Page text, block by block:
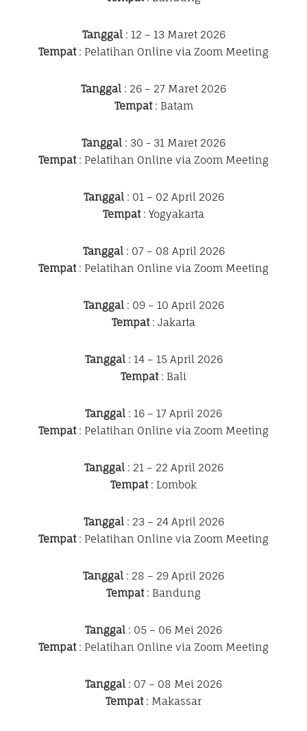
Tanggal: 12 – 13 Maret 2026
Tempat: Pelatihan Online via Zoom Meeting
Tanggal : 26 – 27 Maret 2026
Tempat: Batam
Tanggal : 30 - 31 Maret 2026
Tempat: Pelatihan Online via Zoom Meeting
Tanggal: 01 – 02 April 2026
Tempat: Yogyakarta
Tanggal: 07 – 08 April 2026
Tempat: Pelatihan Online via Zoom Meeting
Tanggal: 09 – 10 April 2026
Tempat: Jakarta
Tanggal: 14 – 15 April 2026
Tempat: Bali
Tanggal : 16 – 17 April 2026
Tempat: Pelatihan Online via Zoom Meeting
Tanggal: 21 – 22 April 2026
Tempat: Lombok
Tanggal: 23 – 24 April 2026
Tempat: Pelatihan Online via Zoom Meeting
Tanggal : 28 – 29 April 2026
Tempat: Bandung
Tanggal : 05 – 06 Mei 2026
Tempat: Pelatihan Online via Zoom Meeting
Tanggal : 07 – 08 Mei 2026
Tempat: Makassar